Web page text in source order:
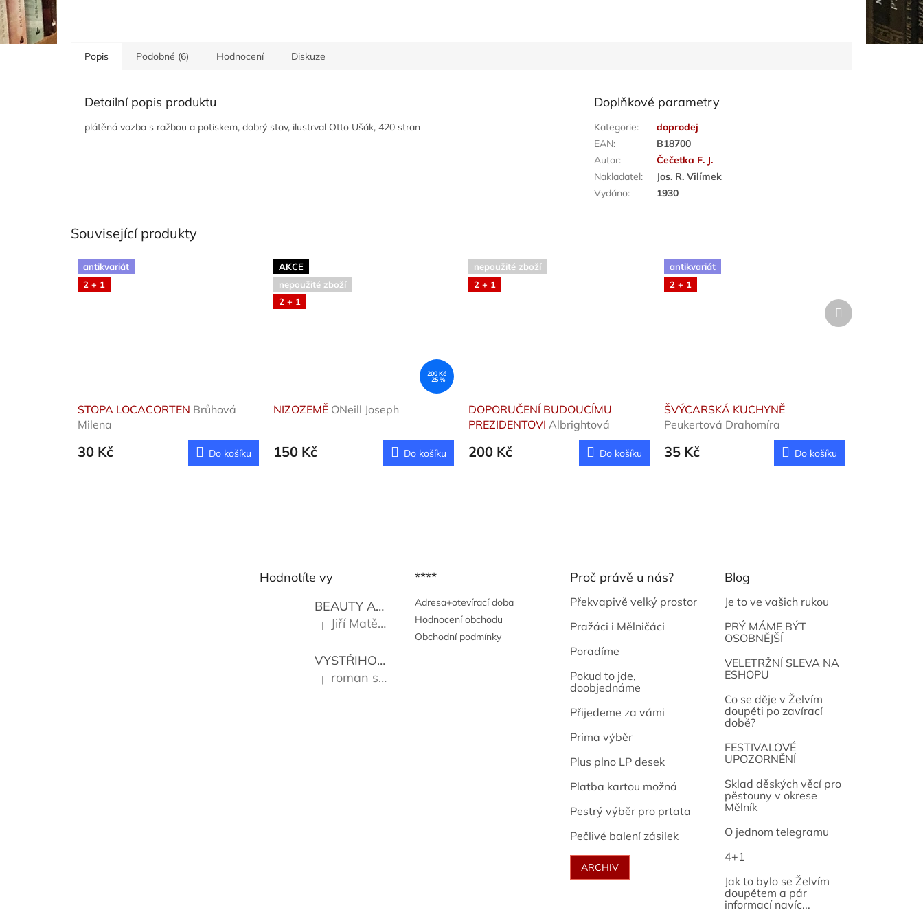
Popis Podobné (6) Hodnocení Diskuze
Detailní popis produktu
plátěná vazba s ražbou a potiskem, dobrý stav, ilustrval Otto Ušák, 420 stran
Doplňkové parametry
Kategorie:
doprodej
EAN:
B18700
Autor:
Čečetka F. J.
Nakladatel:
Jos. R. Vilímek
Vydáno: 1930
Související produkty
antikvariát
2 + 1
STOPA LOCACORTEN Brůhová
Milena
30 Kč Do košíku
AKCE
nepoužité zboží
2 + 1
200 Kč
–25 %
NIZOZEMĚ ONeill Joseph
150 Kč Do košíku
nepoužité zboží
2 + 1
DOPORUČENÍ BUDOUCÍMU
PREZIDENTOVI Albrightová
200 Kč Do košíku
antikvariát
2 + 1
ŠVÝCARSKÁ KUCHYNĚ
Peukertová Drahomíra
35 Kč Do košíku
Další
produkt
Hodnotíte vy
BEAUTY AND THE BEAT
Go Go's
Hodnocení produktu je 5 z 5 hvězdiček.
| Jiří Matějů
VYSTŘIHOVÁNKY - PRAŽSKÉ PAMÁTKY Kropáček Josef
Hodnocení produktu je 5 z 5 hvězdiček.
| roman sekanina
****
Adresa+otevírací doba
Hodnocení obchodu
Obchodní podmínky
Proč právě u nás?
Překvapivě velký prostor
Pražáci i Mělničáci
Poradíme
Pokud to jde,
doobjednáme
Přijedeme za vámi
Prima výběr
Plus plno LP desek
Platba kartou možná
Pestrý výběr pro prťata
Pečlivé balení zásilek
ARCHIV
Blog
Je to ve vašich rukou
PRÝ MÁME BÝT
OSOBNĚJŠÍ
VELETRŽNÍ SLEVA NA
ESHOPU
Co se děje v Želvím
doupěti po zavírací
době?
FESTIVALOVÉ
UPOZORNĚNÍ
Sklad děských věcí pro
pěstouny v okrese
Mělník
O jednom telegramu
4+1
Jak to bylo se Želvím
doupětem a pár
informací navíc...